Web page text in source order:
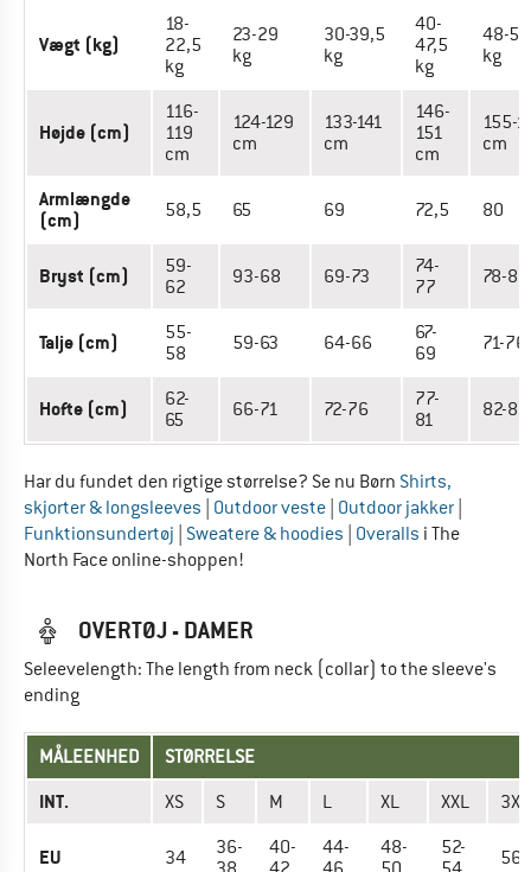
Vægt (kg)
18-
22,5
kg
23-29
kg
30-39,5
kg
40-
47,5
kg
48-
kg
Højde (cm)
116-
119
cm
124-129
cm
133-141
cm
146-
151
cm
155-
cm
Armlængde
(cm)
58,5 65 69 72,5 80
Bryst (cm)
59-
62
93-68 69-73
74-
77
78-85
Talje (cm)
55-
58
59-63 64-66
67-
69
71-76
Hofte (cm)
62-
65
66-71 72-76
77-
81
82-89
Har du fundet den rigtige størrelse? Se nu Børn Shirts,
skjorter & longsleeves Outdoor veste Outdoor jakker
Funktionsundertøj Sweatere & hoodies Overalls i The
North Face online-shoppen!
OVERTØJ - DAMER
Seleevelength: The length from neck (collar) to the sleeve's
ending
MÅLEENHED STØRRELSE
INT. XS S M L XL XXL 3XL
EU 34
36-
40-
44-
48-
52-
56